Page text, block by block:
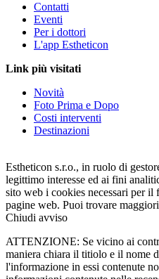
Contatti
Eventi
Per i dottori
L'app Estheticon
Link più visitati
Novità
Foto Prima e Dopo
Costi interventi
Destinazioni
Estheticon s.r.o., in ruolo di
legittimo interesse ed ai fini
sito web i cookies necessari per
pagine web. Puoi trovare
Chiudi avviso
ATTENZIONE: Se vicino ai
maniera chiara il titiolo e il nome
l'informazione in essi contenute